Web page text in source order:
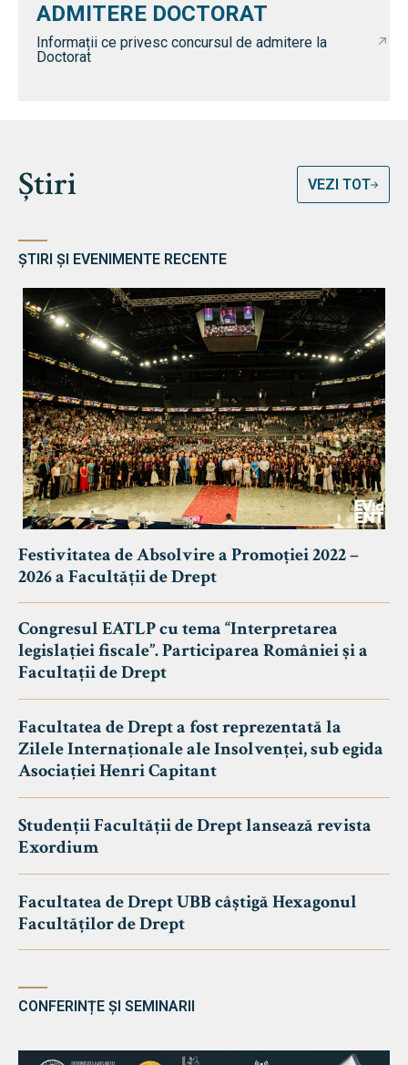
ADMITERE DOCTORAT
Informații ce privesc concursul de admitere la
Doctorat
Știri VEZI TOT
ȘTIRI ȘI EVENIMENTE RECENTE
Festivitatea de Absolvire a Promoției 2022 –
2026 a Facultății de Drept
Congresul EATLP cu tema “Interpretarea
legislației fiscale”. Participarea României și a
Facultații de Drept
Facultatea de Drept a fost reprezentată la
Zilele Internaționale ale Insolvenței, sub egida
Asociației Henri Capitant
Studenții Facultății de Drept lansează revista
Exordium
Facultatea de Drept UBB câștigă Hexagonul
Facultăților de Drept
CONFERINȚE ȘI SEMINARII